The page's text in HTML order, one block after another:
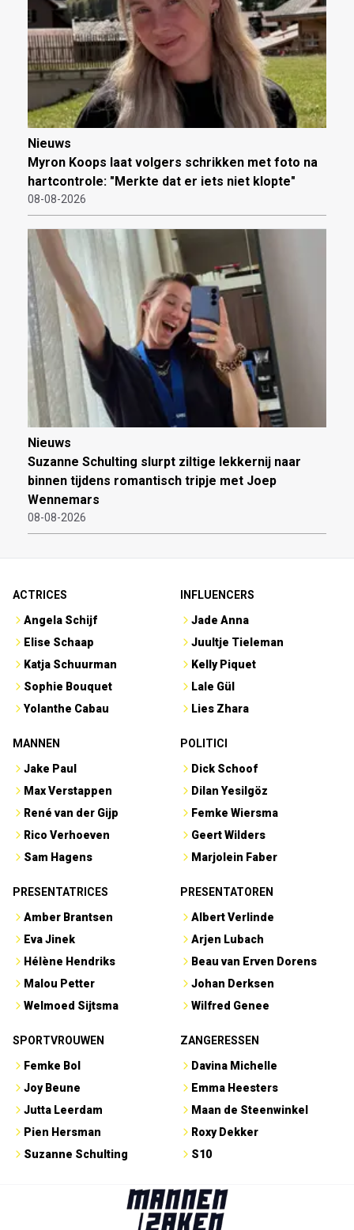
Nieuws
Myron Koops laat volgers schrikken met foto na
hartcontrole: "Merkte dat er iets niet klopte"
08-08-2026
Nieuws
Suzanne Schulting slurpt ziltige lekkernij naar
binnen tijdens romantisch tripje met Joep
Wennemars
08-08-2026
ACTRICES
Angela Schijf
Elise Schaap
Katja Schuurman
Sophie Bouquet
Yolanthe Cabau
INFLUENCERS
Jade Anna
Juultje Tieleman
Kelly Piquet
Lale Gül
Lies Zhara
MANNEN
Jake Paul
Max Verstappen
René van der Gijp
Rico Verhoeven
Sam Hagens
POLITICI
Dick Schoof
Dilan Yesilgöz
Femke Wiersma
Geert Wilders
Marjolein Faber
PRESENTATRICES
Amber Brantsen
Eva Jinek
Hélène Hendriks
Malou Petter
Welmoed Sijtsma
PRESENTATOREN
Albert Verlinde
Arjen Lubach
Beau van Erven Dorens
Johan Derksen
Wilfred Genee
SPORTVROUWEN
Femke Bol
Joy Beune
Jutta Leerdam
Pien Hersman
Suzanne Schulting
ZANGERESSEN
Davina Michelle
Emma Heesters
Maan de Steenwinkel
Roxy Dekker
S10